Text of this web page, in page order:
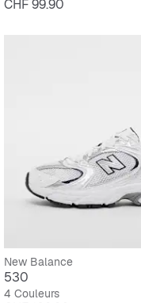
Prix
CHF 99.90
New Balance
530
4 Couleurs